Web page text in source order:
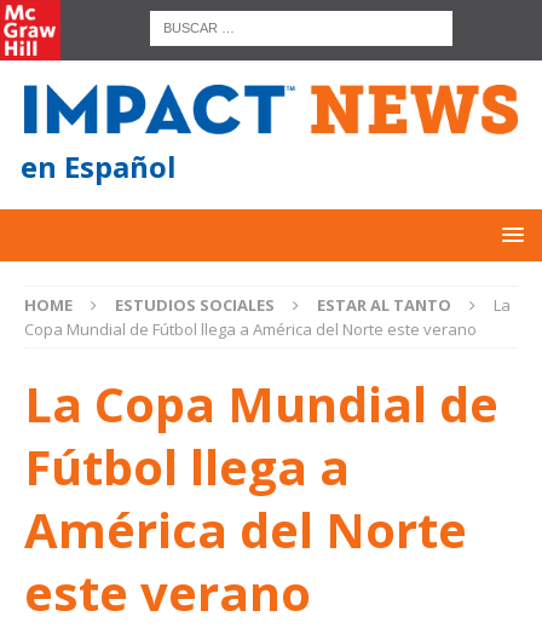
en Español
HOME ESTUDIOS SOCIALES ESTAR AL TANTO
La
Copa Mundial de Fútbol llega a América del Norte este verano
La Copa Mundial de
Fútbol llega a
América del Norte
este verano